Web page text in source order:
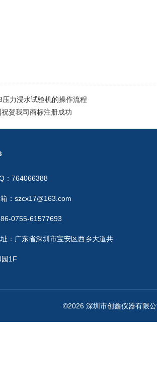
压力浸水试验机的操作流程
贺我司商标注册成功
：764066388
：szcx17@163.com
0755-61577693
：广东省深圳市宝安区西乡大道共
园1F
©2026 深圳市创鑫仪器有限